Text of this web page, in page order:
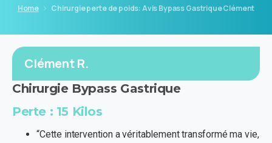
Home Chirurgie perte de poids: Avis Bypass Gastrique Clément
Clément R.
Chirurgie Bypass Gastrique
Perte : 15 Kilos
“Cette intervention a véritablement transformé ma vie,